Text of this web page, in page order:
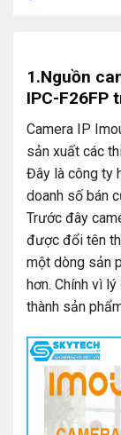
1.Nguồn
IPC-F26FP
Camera IP
sản xuất các
Đây là công ty
doanh số bán
Trước đây
được đổi tên
một dòng sản
hơn. Chính vì
thành sản